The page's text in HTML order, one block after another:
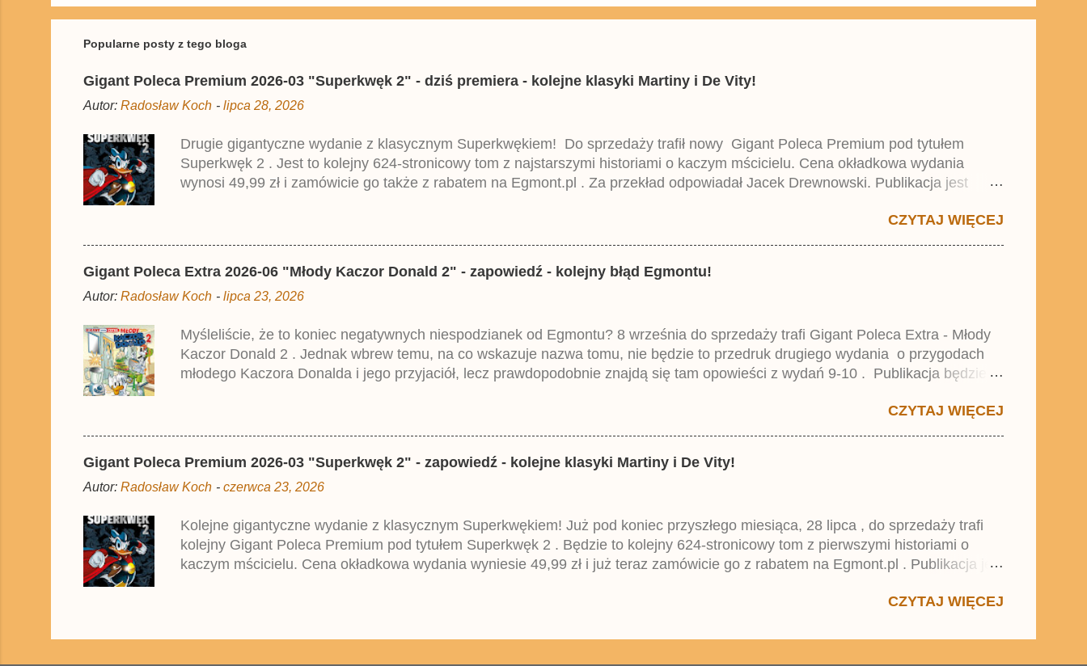
z
ś
j
k
o
e
n
t
a
r
z
Popularne posty z tego bloga
Gigant Poleca Premium 2026-03 "Superkwęk 2" - dziś premiera - kolejne klasyki Martiny i De Vity!
Autor: Radosław Koch - lipca 28, 2026
Drugie gigantyczne wydanie z klasycznym Superkwękiem! Do sprzedaży trafił nowy Gigant Poleca Premium pod tytułem
Superkwęk 2 . Jest to kolejny 624-stronicowy tom z najstarszymi historiami o kaczym mścicielu. Cena okładkowa wydania
wynosi 49,99 zł i zamówicie go także z rabatem na Egmont.pl . Za przekład odpowiadał Jacek Drewnowski. Publikacja jest
CZYTAJ WIĘCEJ
Gigant Poleca Extra 2026-06 "Młody Kaczor Donald 2" - zapowiedź - kolejny błąd Egmontu!
Autor: Radosław Koch - lipca 23, 2026
Myśleliście, że to koniec negatywnych niespodzianek od Egmontu? 8 września do sprzedaży trafi Gigant Poleca Extra - Młody
Kaczor Donald 2 . Jednak wbrew temu, na co wskazuje nazwa tomu, nie będzie to przedruk drugiego wydania o przygodach
młodego Kaczora Donalda i jego przyjaciół, lecz prawdopodobnie znajdą się tam opowieści z wydań 9-10 . Publikacja będzie
CZYTAJ WIĘCEJ
Gigant Poleca Premium 2026-03 "Superkwęk 2" - zapowiedź - kolejne klasyki Martiny i De Vity!
Autor: Radosław Koch - czerwca 23, 2026
Kolejne gigantyczne wydanie z klasycznym Superkwękiem! Już pod koniec przyszłego miesiąca, 28 lipca , do sprzedaży trafi
kolejny Gigant Poleca Premium pod tytułem Superkwęk 2 . Będzie to kolejny 624-stronicowy tom z pierwszymi historiami o
kaczym mścicielu. Cena okładkowa wydania wyniesie 49,99 zł i już teraz zamówicie go z rabatem na Egmont.pl . Publikacja jest
CZYTAJ WIĘCEJ